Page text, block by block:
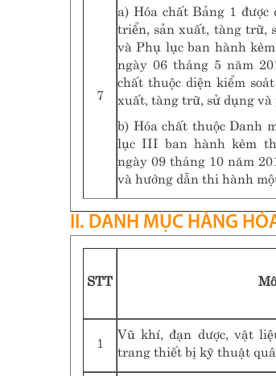
7
a) Hóa chất Bảng 1
triển, sản xuất, tàng trữ,
và Phụ lục ban hành
ngày 06 tháng 5 năm
chất thuộc diện kiểm
xuất, tàng trữ, sử dụng và
b) Hóa chất thuộc Danh
lục III ban hành kèm
ngày 09 tháng 10 năm
và hướng dẫn thi hành
II. DANH MỤC HÀNG
STT
1
Vũ khí, đạn dược, vật
trang thiết bị kỹ thuật